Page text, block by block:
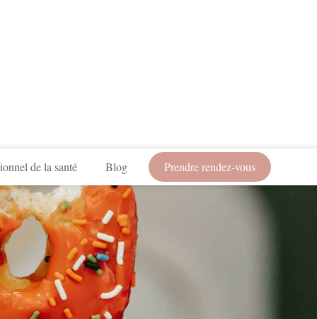
de la santé Blog Prendre rendez-vous